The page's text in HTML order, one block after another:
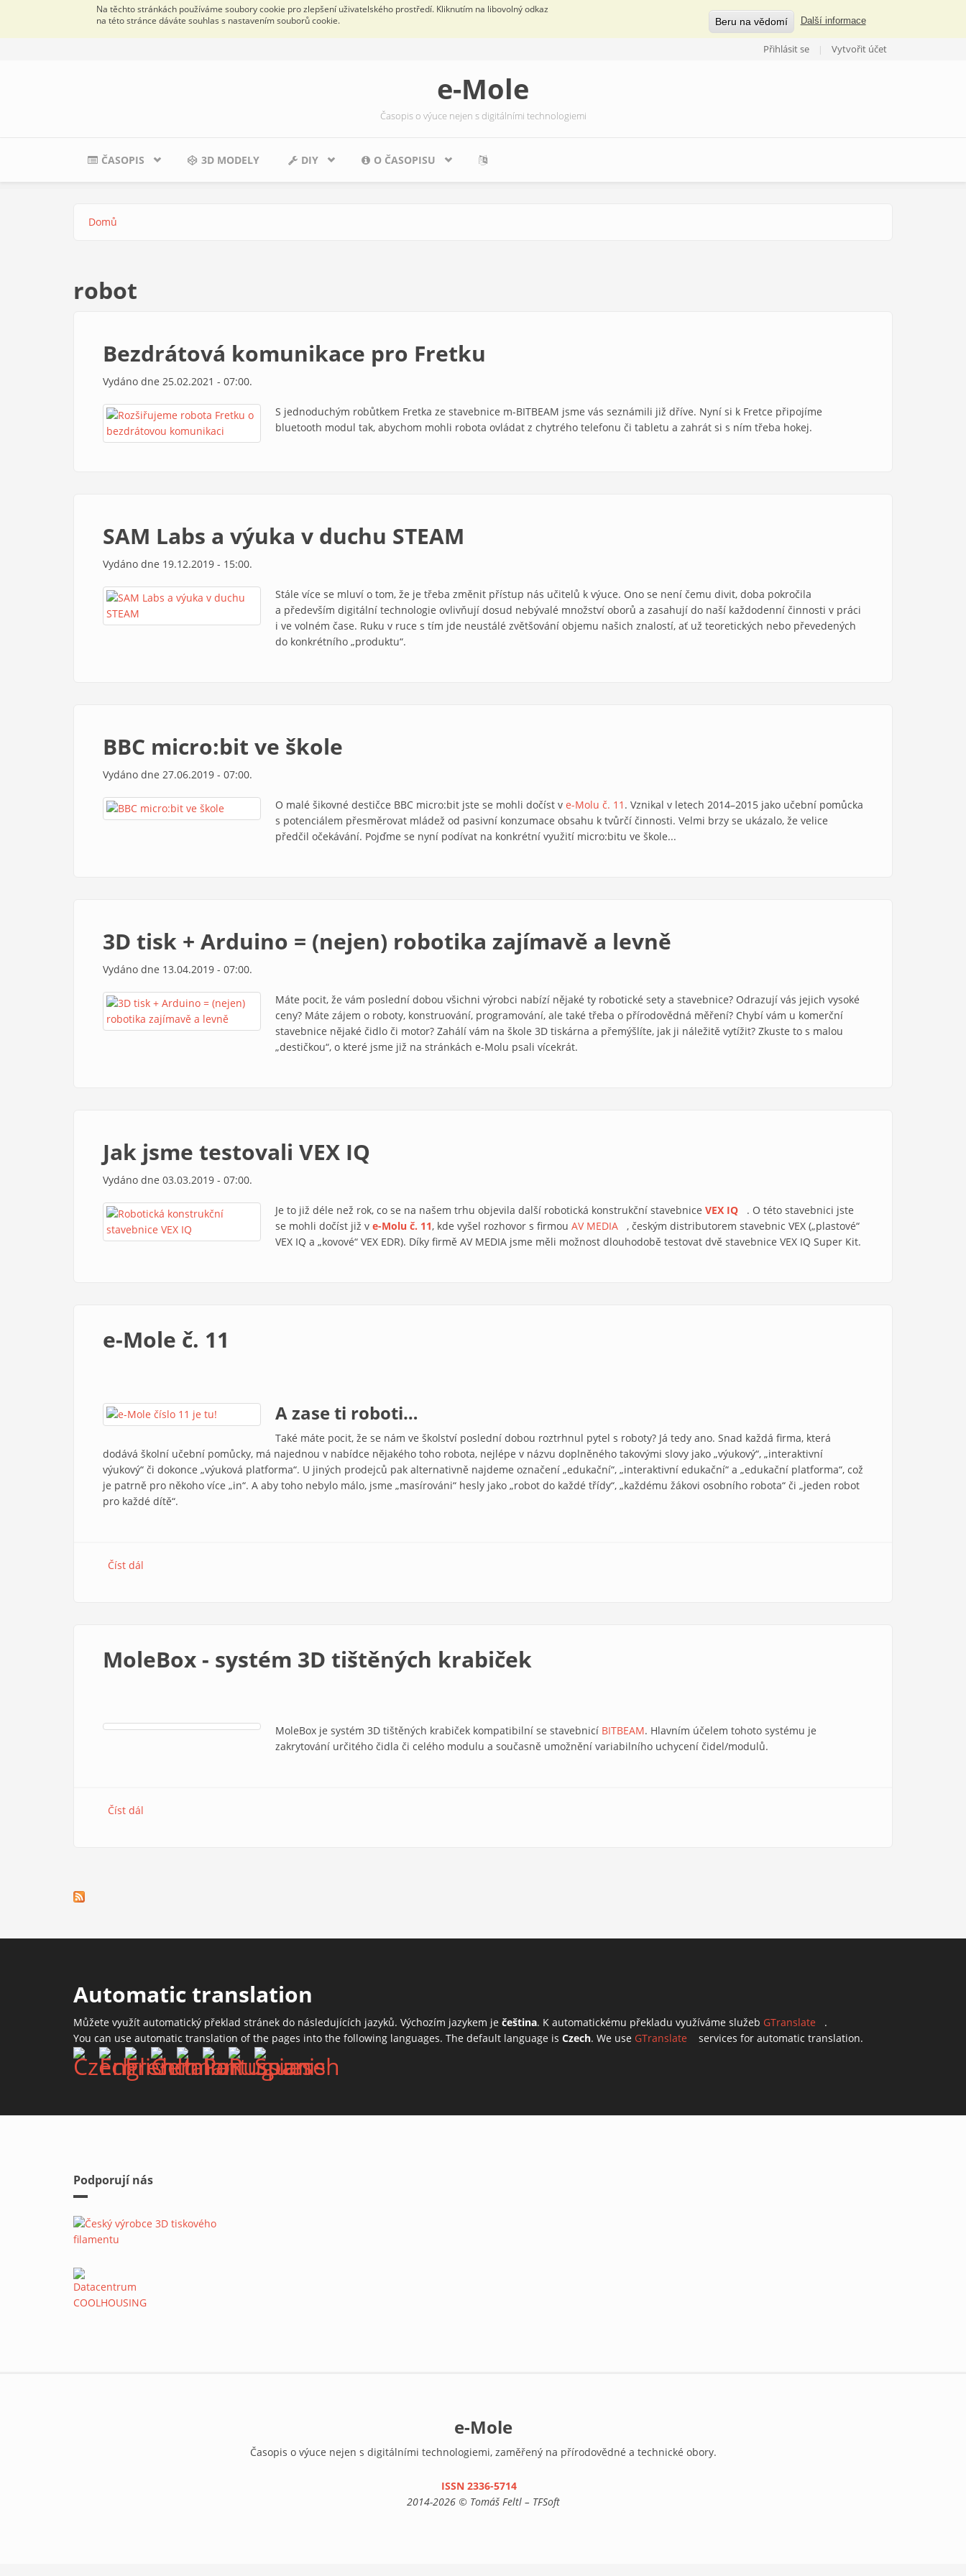
Na těchto stránkách používáme soubory cookie pro zlepšení uživatelského prostředí. Kliknutím na libovolný odkaz
na této stránce dáváte souhlas s nastavením souborů cookie.
Beru na vědomí Další informace
Přihlásit se Vytvořit účet
e-Mole
Časopis o výuce nejen s digitálními technologiemi
ČASOPIS 3D MODELY DIY O ČASOPISU
Jste zde
Domů
robot
Bezdrátová komunikace pro Fretku
Vydáno dne 25.02.2021 - 07:00.
S jednoduchým robůtkem Fretka ze stavebnice m-BITBEAM jsme vás seznámili již dříve. Nyní si k Fretce připojíme
bluetooth modul tak, abychom mohli robota ovládat z chytrého telefonu či tabletu a zahrát si s ním třeba hokej.
SAM Labs a výuka v duchu STEAM
Vydáno dne 19.12.2019 - 15:00.
Stále více se mluví o tom, že je třeba změnit přístup nás učitelů k výuce. Ono se není čemu divit, doba pokročila
a především digitální technologie ovlivňují dosud nebývalé množství oborů a zasahují do naší každodenní činnosti v práci
i ve volném čase. Ruku v ruce s tím jde neustálé zvětšování objemu našich znalostí, ať už teoretických nebo převedených
do konkrétního „produktu“.
BBC micro:bit ve škole
Vydáno dne 27.06.2019 - 07:00.
O malé šikovné destičce BBC micro:bit jste se mohli dočíst v e-Molu č. 11 . Vznikal v letech 2014–2015 jako učební pomůcka
s potenciálem přesměrovat mládež od pasivní konzumace obsahu k tvůrčí činnosti. Velmi brzy se ukázalo, že velice
předčil očekávání. Pojďme se nyní podívat na konkrétní využití micro:bitu ve škole...
3D tisk + Arduino = (nejen) robotika zajímavě a levně
Vydáno dne 13.04.2019 - 07:00.
Máte pocit, že vám poslední dobou všichni výrobci nabízí nějaké ty robotické sety a stavebnice? Odrazují vás jejich vysoké
ceny? Máte zájem o roboty, konstruování, programování, ale také třeba o přírodovědná měření? Chybí vám u komerční
stavebnice nějaké čidlo či motor? Zahálí vám na škole 3D tiskárna a přemýšlíte, jak ji náležitě vytížit? Zkuste to s malou
„destičkou“, o které jsme již na stránkách e-Molu psali vícekrát.
Jak jsme testovali VEX IQ
Vydáno dne 03.03.2019 - 07:00.
Je to již déle než rok, co se na našem trhu objevila další robotická konstrukční stavebnice VEX IQ (link is external)
. O této stavebnici jste
se mohli dočíst již v e-Molu č. 11, kde vyšel rozhovor s firmou AV MEDIA (link is external)
, českým distributorem stavebnic VEX („plastové“
VEX IQ a „kovové“ VEX EDR). Díky firmě AV MEDIA jsme měli možnost dlouhodobě testovat dvě stavebnice VEX IQ Super Kit.
e-Mole č. 11
A zase ti roboti…
Také máte pocit, že se nám ve školství poslední dobou roztrhnul pytel s roboty? Já tedy ano. Snad každá firma, která
dodává školní učební pomůcky, má najednou v nabídce nějakého toho robota, nejlépe v názvu doplněného takovými slovy jako „výukový“, „interaktivní
výukový“ či dokonce „výuková platforma“. U jiných prodejců pak alternativně najdeme označení „edukační“, „interaktivní edukační“ a „edukační platforma“, což
je patrně pro někoho více „in“. A aby toho nebylo málo, jsme „masírováni“ hesly jako „robot do každé třídy“, „každému žákovi osobního robota“ či „jeden robot
pro každé dítě“.
Číst dál
MoleBox - systém 3D tištěných krabiček
MoleBox je systém 3D tištěných krabiček kompatibilní se stavebnicí BITBEAM. Hlavním účelem tohoto systému je
zakrytování určitého čidla či celého modulu a současně umožnění variabilního uchycení čidel/modulů.
Číst dál
Automatic translation
Můžete využít automatický překlad stránek do následujících jazyků. Výchozím jazykem je čeština. K automatickému překladu využíváme služeb GTranslate (link is external)
.
You can use automatic translation of the pages into the following languages. The default language is Czech. We use GTranslate (link is external)
services for automatic translation.
Podporují nás
e-Mole
Časopis o výuce nejen s digitálními technologiemi, zaměřený na přírodovědné a technické obory.
ISSN 2336-5714(link is external)
2014-2026 © Tomáš Feltl – TFSoft